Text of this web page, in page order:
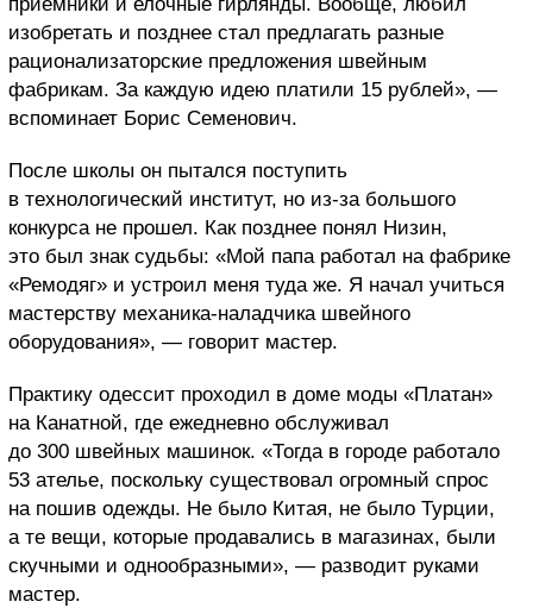
приемники и елочные гирлянды. Вообще, любил
изобретать и позднее стал предлагать разные
рационализаторские предложения швейным
фабрикам. За каждую идею платили 15 рублей», —
вспоминает Борис Семенович.
После школы он пытался поступить
в технологический институт, но из-за большого
конкурса не прошел. Как позднее понял Низин,
это был знак судьбы: «Мой папа работал на фабрике
«Ремодяг» и устроил меня туда же. Я начал учиться
мастерству механика-наладчика швейного
оборудования», — говорит мастер.
Практику одессит проходил в доме моды «Платан»
на Канатной, где ежедневно обслуживал
до 300 швейных машинок. «Тогда в городе работало
53 ателье, поскольку существовал огромный спрос
на пошив одежды. Не было Китая, не было Турции,
а те вещи, которые продавались в магазинах, были
скучными и однообразными», — разводит руками
мастер.